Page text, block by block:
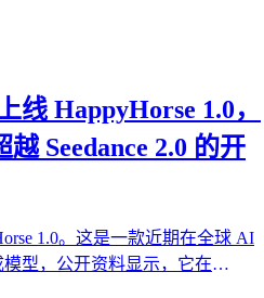
HappyHorse 1.0，
Seedance 2.0 的开
1.0。这是一款近期在全球 AI
型，公开资料显示，它在